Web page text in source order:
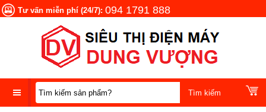
Tư vấn miễn phí (24/7): 094 1791 888